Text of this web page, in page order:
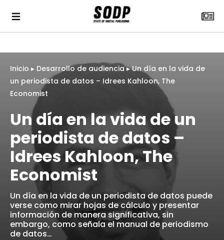
Inicio ▸ Desarrollo de audiencia▸Un día en la vida de
un periodista de datos – Idrees Kahloon, The
Economist
Un día en la vida de un
periodista de datos –
Idrees Kahloon, The
Economist
Un día en la vida de un periodista de datos puede
verse como mirar hojas de cálculo y presentar
información de manera significativa, sin
embargo, como señala el manual de periodismo
de datos…